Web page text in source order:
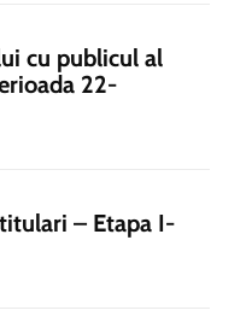
cu publicul al
22-
– Etapa I-